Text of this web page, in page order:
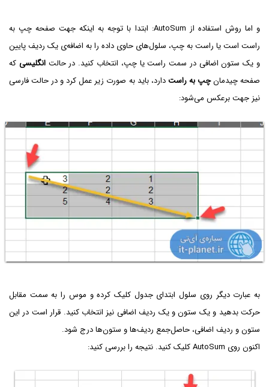
و اما روش استفاده از AutoSum: ابتدا با توجه به اینکه جهت صفحه چپ به
راست است یا راست به چپ، سلول‌های حاوی داده را به اضافه‌ی یک ردیف پایین
و یک ستون اضافی در سمت راست یا چپ، انتخاب کنید. در حالتانگلیسی که
صفحه چیدمانچپ به راستدارد، باید به صورت زیر عمل کرد و در حالت فارسی
نیز جهت برعکس می‌شود:
به عبارت دیگر روی سلول ابتدای جدول کلیک کرده و موس را به سمت مقابل
حرکت بدهید و یک ستون و یک ردیف اضافی نیز انتخاب کنید. قرار است در این
ستون و ردیف اضافی، حاصل‌جمع ردیف‌ها و ستون‌ها درج شود.
اکنون روی AutoSum کلیک کنید. نتیجه را بررسی کنید: